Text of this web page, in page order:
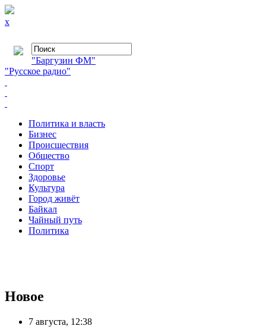
x
"Баргузин ФМ"
"Русское радио"
Политика и власть
Бизнес
Происшествия
Общество
Cпорт
Здоровье
Культура
Город живёт
Байкал
Чайный путь
Политика
Новое
7 августа, 12:38